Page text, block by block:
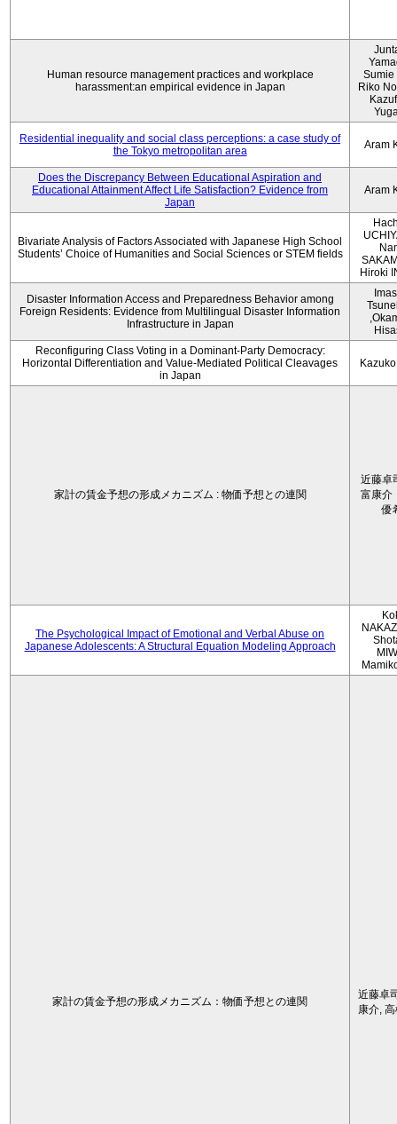
Human resource management practices and workplace
harassment:an empirical evidence in Japan
Sumie
Riko
Residential inequality and social class perceptions: a case study of
the Tokyo metropolitan area
Aram
Does the Discrepancy Between Educational Aspiration and
Educational Attainment Affect Life Satisfaction? Evidence from
Japan
Aram
Bivariate Analysis of Factors Associated with Japanese High School
Students’ Choice of Humanities and Social Sciences or STEM fields
Hiroki
Disaster Information Access and Preparedness Behavior among
Foreign Residents: Evidence from Multilingual Disaster Information
Infrastructure in Japan
Reconfiguring Class Voting in a Dominant-Party Democracy:
Horizontal Differentiation and Value-Mediated Political Cleavages
in Japan
家計の賃金予想の形成メカニズム : 物価予想との連関
近藤卓
富康介
優
The Psychological Impact of Emotional and Verbal Abuse on
Japanese Adolescents: A Structural Equation Modeling Approach
家計の賃金予想の形成メカニズム：物価予想との連関
近藤卓
康介,